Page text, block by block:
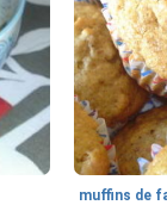
muffins de